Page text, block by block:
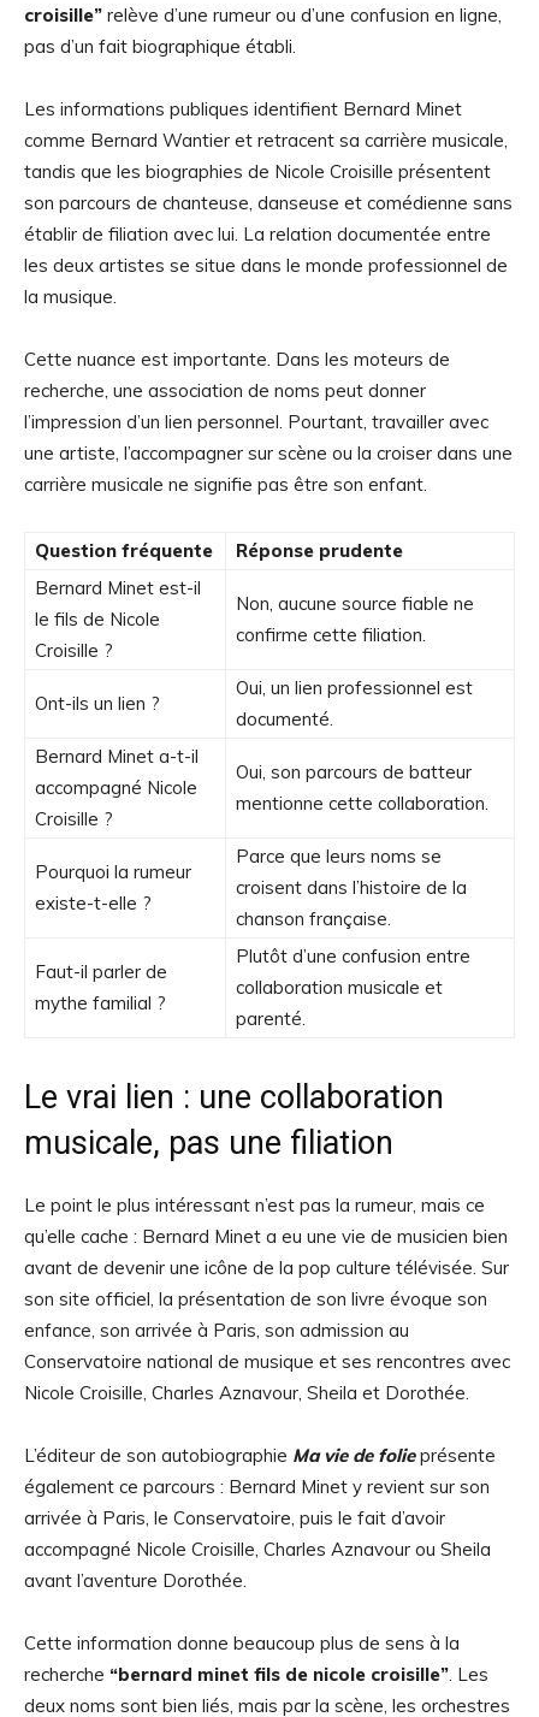
croisille” relève d’une rumeur ou d’une confusion en ligne,
pas d’un fait biographique établi.
Les informations publiques identifient Bernard Minet
comme Bernard Wantier et retracent sa carrière musicale,
tandis que les biographies de Nicole Croisille présentent
son parcours de chanteuse, danseuse et comédienne sans
établir de filiation avec lui. La relation documentée entre
les deux artistes se situe dans le monde professionnel de
la musique.
Cette nuance est importante. Dans les moteurs de
recherche, une association de noms peut donner
l’impression d’un lien personnel. Pourtant, travailler avec
une artiste, l’accompagner sur scène ou la croiser dans une
carrière musicale ne signifie pas être son enfant.
Question fréquente
Réponse prudente
Bernard Minet est-il
le fils de Nicole
Croisille ?
Non, aucune source fiable ne
confirme cette filiation.
Ont-ils un lien ?
Oui, un lien professionnel est
documenté.
Bernard Minet a-t-il
accompagné Nicole
Croisille ?
Oui, son parcours de batteur
mentionne cette collaboration.
Pourquoi la rumeur
existe-t-elle ?
Parce que leurs noms se
croisent dans l’histoire de la
chanson française.
Faut-il parler de
mythe familial ?
Plutôt d’une confusion entre
collaboration musicale et
parenté.
Le vrai lien : une collaboration
musicale, pas une filiation
Le point le plus intéressant n’est pas la rumeur, mais ce
qu’elle cache : Bernard Minet a eu une vie de musicien bien
avant de devenir une icône de la pop culture télévisée. Sur
son site officiel, la présentation de son livre évoque son
enfance, son arrivée à Paris, son admission au
Conservatoire national de musique et ses rencontres avec
Nicole Croisille, Charles Aznavour, Sheila et Dorothée.
L’éditeur de son autobiographie Ma vie de folieprésente
également ce parcours : Bernard Minet y revient sur son
arrivée à Paris, le Conservatoire, puis le fait d’avoir
accompagné Nicole Croisille, Charles Aznavour ou Sheila
avant l’aventure Dorothée.
Cette information donne beaucoup plus de sens à la
recherche “bernard minet fils de nicole croisille”. Les
deux noms sont bien liés, mais par la scène, les orchestres